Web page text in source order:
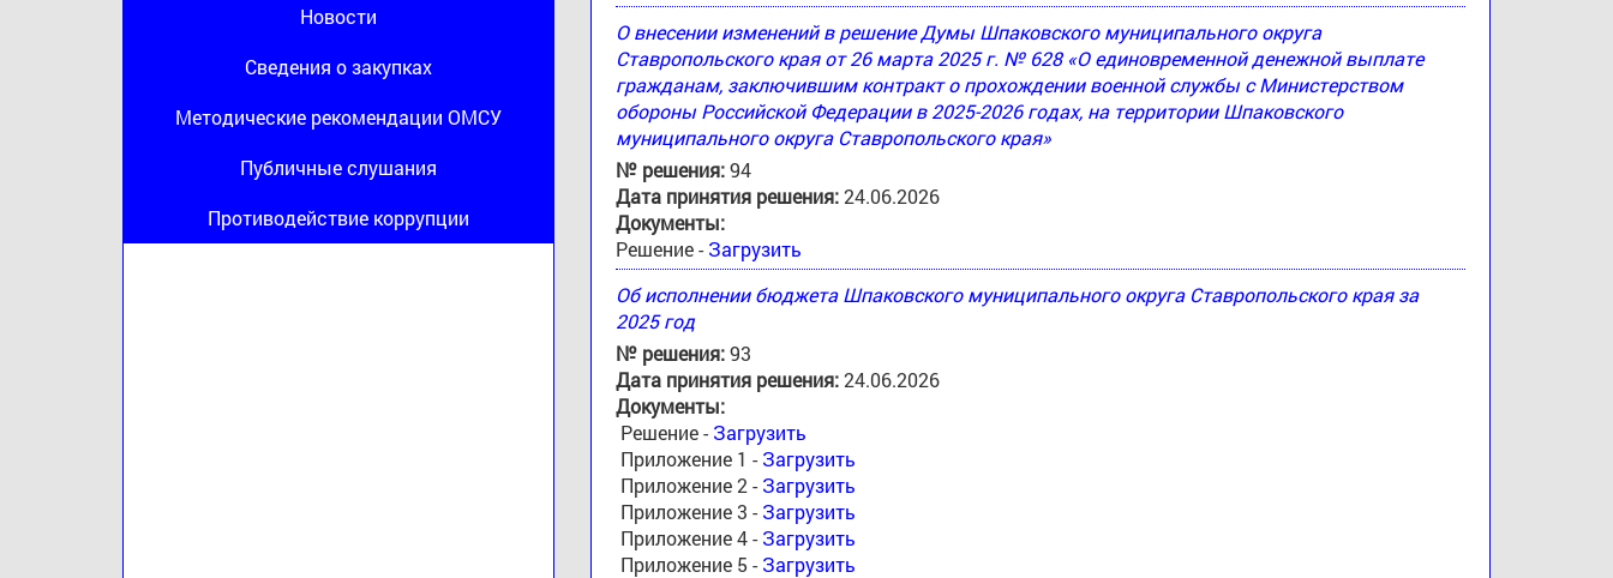
Новости
Сведения о закупках
Методические рекомендации ОМСУ
Публичные слушания
Противодействие коррупции
О внесении изменений в решение Думы Шпаковского муниципального округа
Ставропольского края от 26 марта 2025 г. № 628 «О единовременной денежной выплате
гражданам, заключившим контракт о прохождении военной службы с Министерством
обороны Российской Федерации в 2025-2026 годах, на территории Шпаковского
муниципального округа Ставропольского края»
№ решения:94
Дата принятия решения:24.06.2026
Документы:
Решение - Загрузить
Об исполнении бюджета Шпаковского муниципального округа Ставропольского края за
2025 год
№ решения:93
Дата принятия решения:24.06.2026
Документы:
Решение - Загрузить
Приложение 1 - Загрузить
Приложение 2 - Загрузить
Приложение 3 - Загрузить
Приложение 4 - Загрузить
Приложение 5 - Загрузить